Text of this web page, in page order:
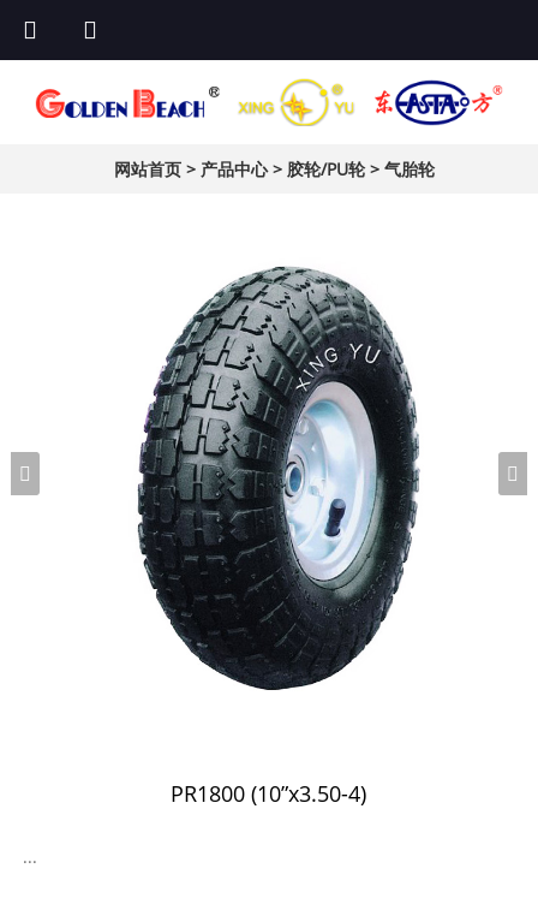
网站首页 > 产品中心> 胶轮/PU轮>气胎轮
PR1800 (10”x3.50-4)
...